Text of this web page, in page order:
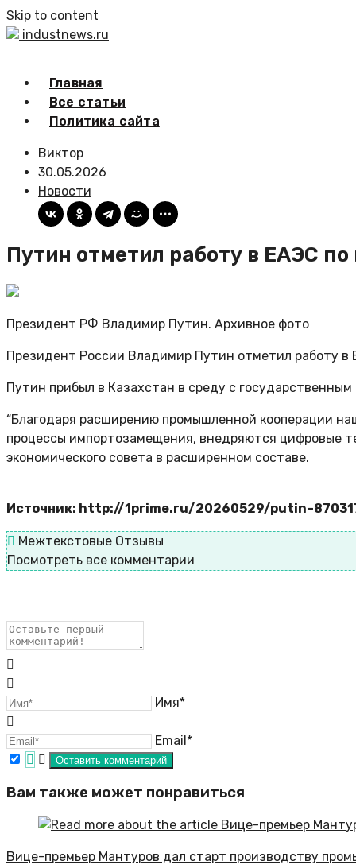
Skip to content
industnews.ru
Главная
Все статьи
Политика сайта
Виктор
30.05.2026
Новости
Путин отметил работу в ЕАЭС
Президент РФ Владимир Путин. Архивное фото
Президент России Владимир Путин отметил работу
Путин прибыл в Казахстан в среду с
“Благодаря расширению промышленной кооперации
процессы импортозамещения, внедряются цифровые
экономического совета в расширенном составе.
Источник: http://1prime.ru/20260529/
Межтекстовые Отзывы
Посмотреть все комментарии
Имя*
Email*
Вам также может понравиться
Вице-премьер Мантуров дал старт производству